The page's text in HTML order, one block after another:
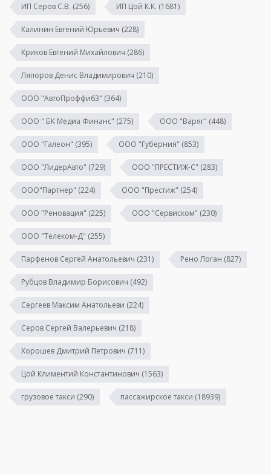
ИП Серов С.В. (256) ИП Цой К.К. (1681)
Калинин Евгений Юрьевич (228)
Криков Евгений Михайлович (286)
Ляпоров Денис Владимирович (210)
ООО "АвтоПроффи63" (364)
ООО " БК Медиа Финанс" (275) ООО "Варяг" (448)
ООО "Галеон" (395) ООО "Губерния" (853)
ООО "ЛидерАвто" (729) ООО "ПРЕСТИЖ-С" (283)
ООО"Партнер" (224) ООО "Престиж" (254)
ООО "Реновация" (225) ООО "Сервиском" (230)
ООО "Телеком-Д" (255)
Парфенов Сергей Анатольевич (231) Рено Логан (827)
Рубцов Владимир Борисович (492)
Сергеев Максим Анатольеви (224)
Серов Сергей Валерьевич (218)
Хорошев Дмитрий Петрович (711)
Цой Климентий Константинович (1563)
грузовое такси (290) пассажирское такси (18939)